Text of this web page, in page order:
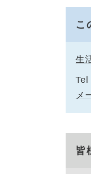
こ
生
Tel
メ
皆